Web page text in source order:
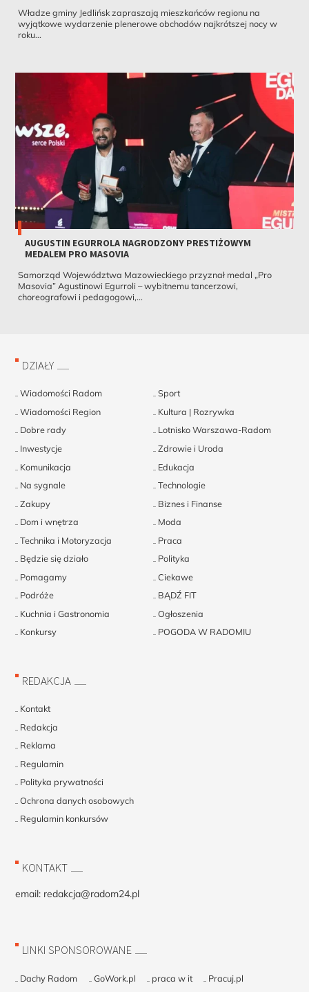
Władze gminy Jedlińsk zapraszają mieszkańców regionu na
wyjątkowe wydarzenie plenerowe obchodów najkrótszej nocy w
roku...
AUGUSTIN EGURROLA NAGRODZONY PRESTIŻOWYM
MEDALEM PRO MASOVIA
Samorząd Województwa Mazowieckiego przyznał medal „Pro
Masovia” Agustinowi Egurroli – wybitnemu tancerzowi,
choreografowi i pedagogowi,...
DZIAŁY
Wiadomości Radom
Sport
Wiadomości Region
Kultura | Rozrywka
Dobre rady
Lotnisko Warszawa-Radom
Inwestycje
Zdrowie i Uroda
Komunikacja
Edukacja
Na sygnale
Technologie
Zakupy
Biznes i Finanse
Dom i wnętrza
Moda
Technika i Motoryzacja
Praca
Będzie się działo
Polityka
Pomagamy
Ciekawe
Podróże
BĄDŹ FIT
Kuchnia i Gastronomia
Ogłoszenia
Konkursy
POGODA W RADOMIU
REDAKCJA
Kontakt
Redakcja
Reklama
Regulamin
Polityka prywatności
Ochrona danych osobowych
Regulamin konkursów
KONTAKT
email: redakcja@radom24.pl
LINKI SPONSOROWANE
Dachy Radom GoWork.pl praca w it
Pracuj.pl